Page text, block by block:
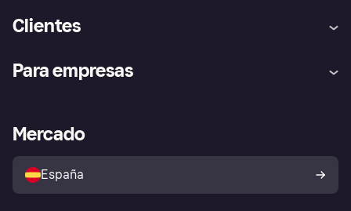
Clientes
Inicio de sesión
Directorio de tiendas
Política de protección al
comprador de Klarna
Reclamaciones
Para empresas
Acceso empresas
Mercado
España